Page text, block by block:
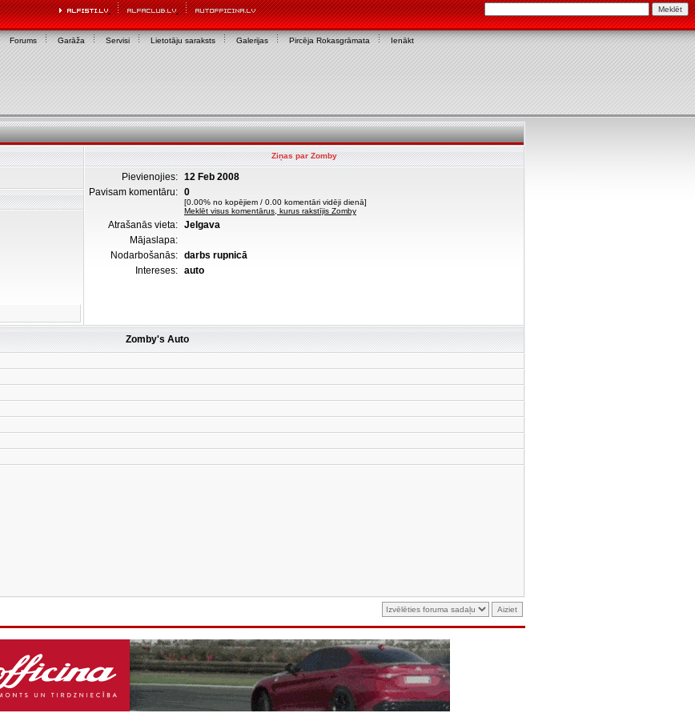
Forums Garāža Servisi Lietotāju saraksts Galerijas Pircēja Rokasgrāmata Ienākt
Ziņas par Zomby
Pievienojies: 12 Feb 2008
Pavisam komentāru: 0
[0.00% no kopējiem / 0.00 komentāri vidēji dienā]
Meklēt visus komentārus, kurus rakstījis Zomby
Atrašanās vieta: Jelgava
Mājaslapa:
Nodarbošanās: darbs rupnicā
Intereses: auto
Zomby's Auto